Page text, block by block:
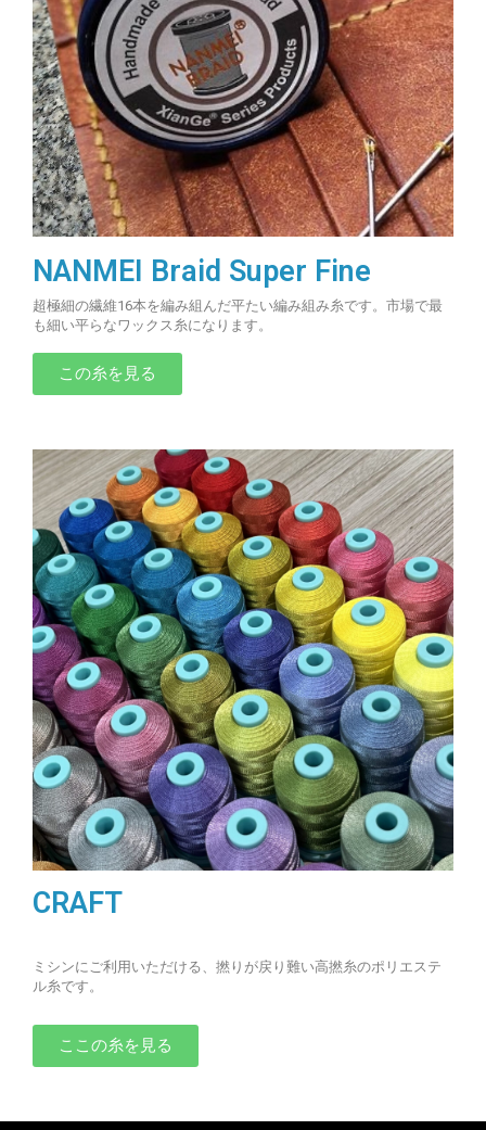
NANMEI Braid Super Fine
超極細の繊維16本を編み組んだ平たい編み組み糸です。市場で最
も細い平らなワックス糸になります。
この糸を見る
CRAFT
ミシンにご利用いただける、撚りが戻り難い高撚糸のポリエステ
ル糸です。
ここの糸を見る